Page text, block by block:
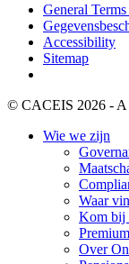
General
Accessibility
Sitemap
© CACEIS 2026 - A
Wie we zijn
Waar
Kom bij
Over